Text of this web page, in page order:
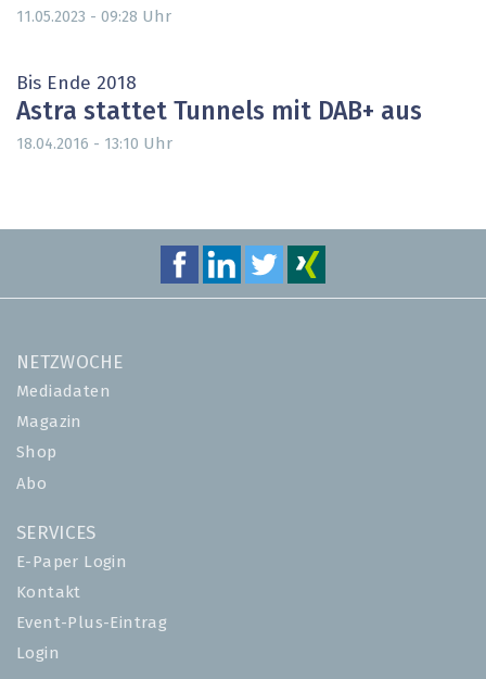
11.05.2023 - 09:28 Uhr
Bis Ende 2018
Astra stattet Tunnels mit DAB+ aus
18.04.2016 - 13:10 Uhr
NETZWOCHE
Mediadaten
Magazin
Shop
Abo
SERVICES
E-Paper Login
Kontakt
Event-Plus-Eintrag
Login